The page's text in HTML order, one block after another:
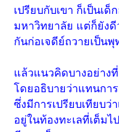
เปรียบกับเขา ก็เป็นเ
มหาวิทยาลัย แต่ก็ยังดี
กันก่อเจดีย์ถวายเป็นพุ
แล้วแนวคิดบางอย่าง
โดยอธิบายว่าแทนกา
ซึ่งมีการเปรียบเทียบว่
อยู่ในท้องทะเลที่เต็ม